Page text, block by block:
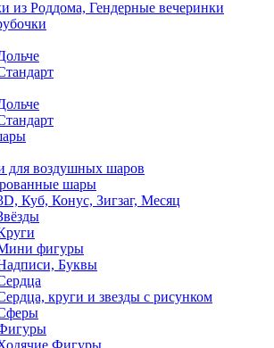
из Роддома, Гендерные вечеринки
для воздушных шаров
шары
Куб, Конус, Зигзаг, Месяц
фигуры
Буквы
круги и звезды с рисунком
Фигуры